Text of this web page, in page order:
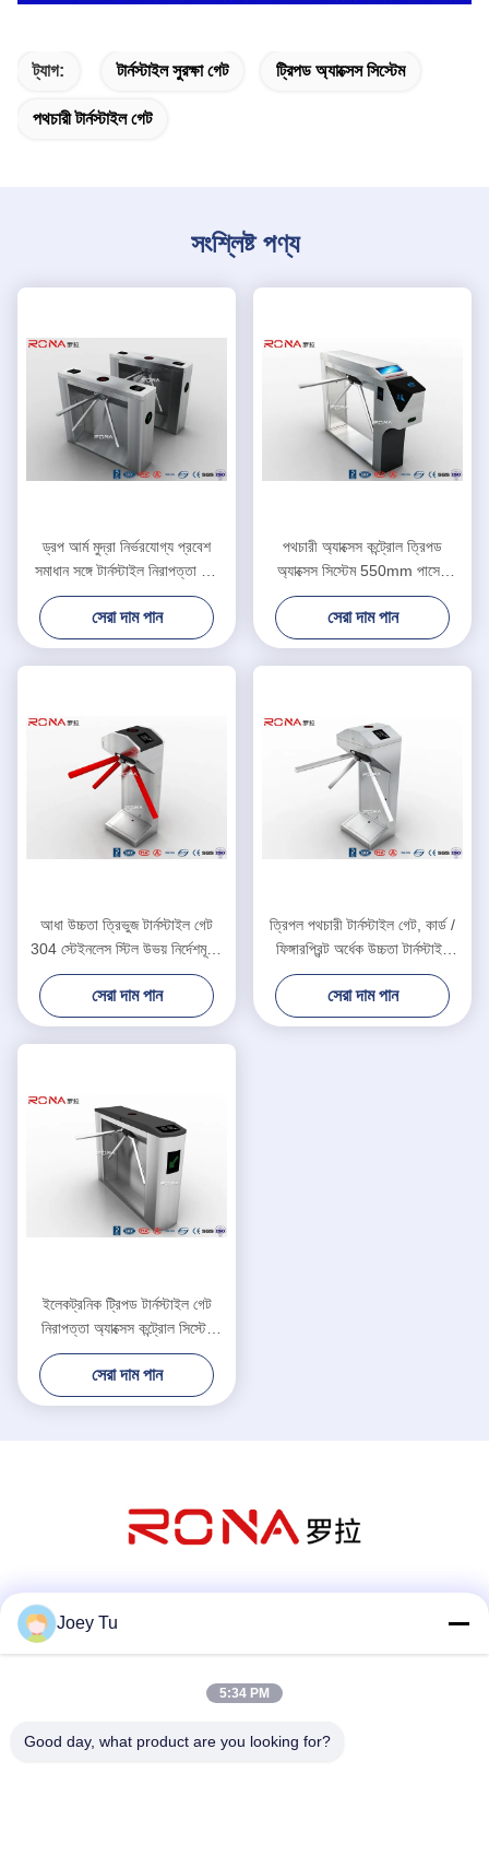
ট্যাগ: টার্নস্টাইল সুরক্ষা গেট ট্রিপড অ্যাক্সেস সিস্টেম
পথচারী টার্নস্টাইল গেট
সংশ্লিষ্ট পণ্য
ড্রপ আর্ম মুদ্রা নির্ভরযোগ্য প্রবেশ
সমাধান সঙ্গে টার্নস্টাইল নিরাপত্তা গেট
পরিচালিত
সেরা দাম পান
পথচারী অ্যাক্সেস কন্ট্রোল ত্রিপড
অ্যাক্সেস সিস্টেম 550mm পাসেজ
প্রস্থ সিলভার রঙ
সেরা দাম পান
আধা উচ্চতা ত্রিভুজ টার্নস্টাইল গেট
304 স্টেইনলেস স্টিল উভয় নির্দেশমূলক
আরএফআইডি কার্ড রিডার
সেরা দাম পান
ত্রিপল পথচারী টার্নস্টাইল গেট, কার্ড /
ফিঙ্গারপ্রিন্ট অর্ধেক উচ্চতা টার্নস্টাইল
অ্যাক্সেস কন্ট্রোল
সেরা দাম পান
ইলেকট্রনিক ট্রিপড টার্নস্টাইল গেট
নিরাপত্তা অ্যাক্সেস কন্ট্রোল সিস্টেম
নিয়মিত খোলা সময়
সেরা দাম পান
টেলিফোন
Joey Tu
5:34 PM
Good day, what product are you looking for?